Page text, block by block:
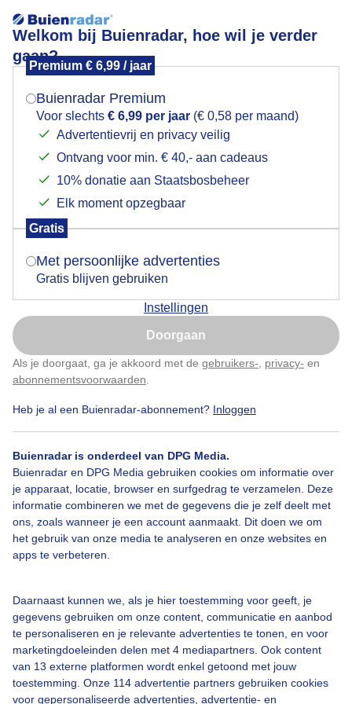
Welkom bij Buienradar, hoe wil je verder
gaan?
Premium € 6,99 / jaar
Buienradar Premium
Voor slechts € 6,99 per jaar (€ 0,58 per maand)
Advertentievrij en privacy veilig
Ontvang voor min. € 40,- aan cadeaus
10% donatie aan Staatsbosbeheer
Elk moment opzegbaar
Gratis
Met persoonlijke advertenties
Gratis blijven gebruiken
Instellingen
Doorgaan
Als je doorgaat, ga je akkoord met de gebruikers- privacy- en
abonnementsvoorwaarden
Heb je al een Buienradar-abonnement? Inloggen
Buienradar is onderdeel van DPG Media.
Buienradar en DPG Media gebruiken cookies om informatie over
je apparaat, locatie, browser en surfgedrag te verzamelen. Deze
informatie combineren we met de gegevens die je zelf deelt met
ons, zoals wanneer je een account aanmaakt. Dit doen we om
het gebruik van onze media te analyseren en onze websites en
apps te verbeteren.
Daarnaast kunnen we, als je hier toestemming voor geeft, je
gegevens gebruiken om onze content, communicatie en aanbod
te personaliseren en je relevante advertenties te tonen, en voor
marketingdoeleinden delen met 4 mediapartners. Ook content
van 13 externe platformen wordt enkel getoond met jouw
toestemming. Onze 114 advertentie partners gebruiken cookies
voor gepersonaliseerde advertenties, advertentie- en
cirrus
Een moment geduld aub...
Populaire categorieën
Lente
Zomer
Over Buienradar
Bedrijfsgegevens
Veelgestelde vragen
Contact
Toegankelijkheid
Buienradar Team
Privacy beleid
Cookie beleid
Privacy instellingen
Mogen we je locatie gebruiken voor het
Indien je hier nog geen akkoord op hebt gegeven,
verschijnt er zo een pop-up uit je browser waarin
Is goed, toon de popup
Nu niet, misschien later
Klik hierom dit aan te passen